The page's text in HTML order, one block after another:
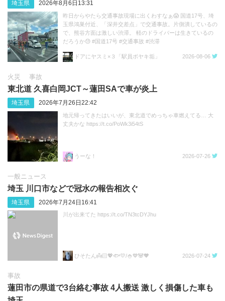
埼玉県 2026年8月6日13:31
昨日からやたら交通事故現場に出くわすなぁ😱 国道17号、埼
玉県鴻巣付近、「深井交差点」で交通事故。片側潰しているの
で、熊谷方面は激しい渋滞。 軽のドライバーは生きているの
だろうか😓 #国道17号 #交通事故 #渋滞
ドアにヤスミ×３「駅員ボヤキ垢」
2026-08-06
火災 事故
東北道 久喜白岡JCT～蓮田SAで車が炎上
埼玉県 2026年7月26日22:42
地元帰ってきたはいいが、東北道でめっちゃ車燃えてる… 大
丈夫かな https://t.co/PoWk3i54tS
うーな！ 2026-07-26
一般ニュース
埼玉 川口市などで冠水の報告相次ぐ
埼玉県 2026年7月24日16:41
川が出来てた https://t.co/TN3tcDYJhu
ひそたん👼🏻💖🐟️💛/🍚💙🐼🧡 2026-07-24
事故
蓮田市の県道で3台絡む事故 4人搬送 激しく損傷した車も